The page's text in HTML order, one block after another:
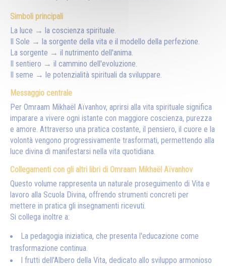
Simboli principali
La luce → la coscienza spirituale.
Il Sole → la sorgente della vita e il modello della perfezione.
La sorgente → il nutrimento dell'anima.
Il sentiero → il cammino dell'evoluzione.
Il seme → le potenzialità spirituali da sviluppare.
Messaggio centrale
Per Omraam Mikhaël Aïvanhov, aprirsi alla vita spirituale significa
imparare a vivere ogni istante con maggiore coscienza, purezza
e amore. Attraverso una pratica costante, il pensiero, il cuore e la
volontà vengono progressivamente trasformati, permettendo alla
luce divina di manifestarsi nella vita quotidiana.
Collegamenti con gli altri libri di Omraam Mikhaël Aïvanhov
Questo volume rappresenta un naturale proseguimento di Vita e
lavoro alla Scuola Divina, offrendo strumenti concreti per
mettere in pratica gli insegnamenti ricevuti.
Si collega inoltre a:
La pedagogia iniziatica, che presenta l'educazione come
trasformazione continua.
I frutti dell'Albero della Vita, dedicato allo sviluppo armonioso